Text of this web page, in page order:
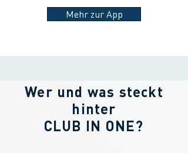
Mehr zur App
Wer und was steckt
hinter
CLUB IN ONE?